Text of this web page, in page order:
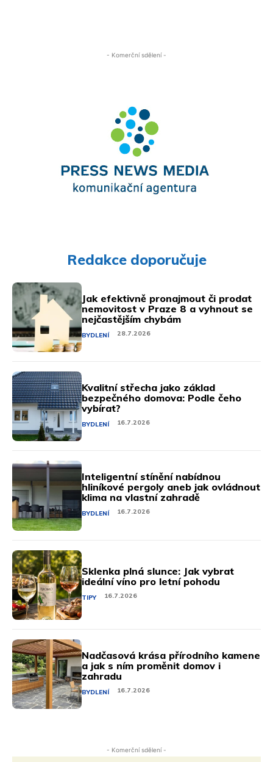
- Komerční sdělení -
Redakce doporučuje
Jak efektivně pronajmout či prodat
nemovitost v Praze 8 a vyhnout se
nejčastějším chybám
BYDLENÍ 28.7.2026
Kvalitní střecha jako základ
bezpečného domova: Podle čeho
vybírat?
BYDLENÍ 16.7.2026
Inteligentní stínění nabídnou
hliníkové pergoly aneb jak ovládnout
klima na vlastní zahradě
BYDLENÍ 16.7.2026
Sklenka plná slunce: Jak vybrat
ideální víno pro letní pohodu
TIPY 16.7.2026
Nadčasová krása přírodního kamene
a jak s ním proměnit domov i
zahradu
BYDLENÍ 16.7.2026
- Komerční sdělení -